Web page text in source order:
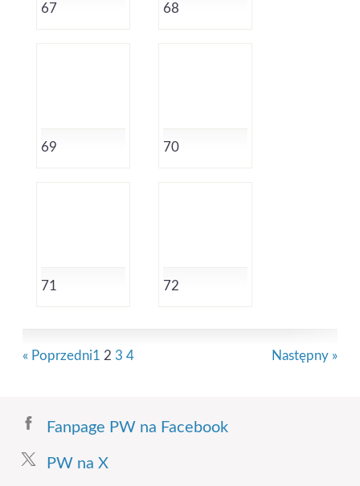
67 68
69 70
71 72
« Poprzedni Następny »
1 2 3 4
Fanpage PW na Facebook
PW na X